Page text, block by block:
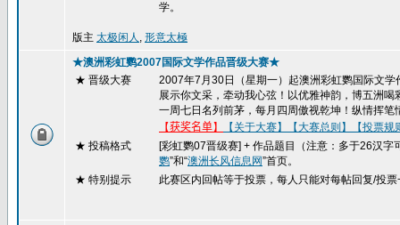
学。
版主 太极闲人 , 形意太極
★澳洲彩虹鹦2007国际文学作品晋级大赛★
★ 晋级大赛
2007年7 月 30日（星期一）起澳洲彩虹鹦国际文
展示你文采，牵动我心弦！以优雅神韵，博五洲喝
一周七日名列前茅，每月四周傲视乾坤！纵情挥笔
【获奖名单】 【关于大赛】 【大赛总则】
【投票规
★ 投稿格式
[彩虹鹦07晋级赛] + 作品题目（注意：多于26汉字
鹦”和“澳洲长风信息网”首页。
★ 特别提示
此赛区内回帖等于投票，每人只能对每帖回复/投票